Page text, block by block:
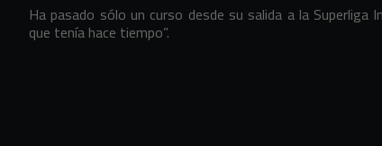
Ha pasado sólo un curso desde su salida a la Superliga
que tenía hace tiempo”.